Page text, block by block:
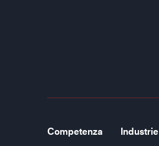
Competenza Industrie